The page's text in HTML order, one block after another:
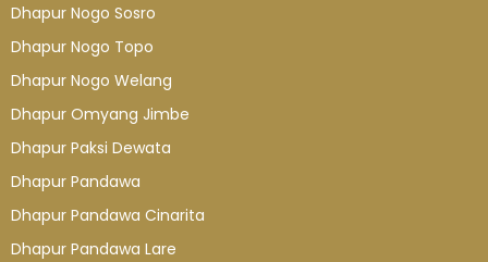
Dhapur Nogo Sosro
Dhapur Nogo Topo
Dhapur Nogo Welang
Dhapur Omyang Jimbe
Dhapur Paksi Dewata
Dhapur Pandawa
Dhapur Pandawa Cinarita
Dhapur Pandawa Lare